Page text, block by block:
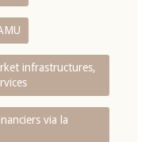
infrastructures,
via la